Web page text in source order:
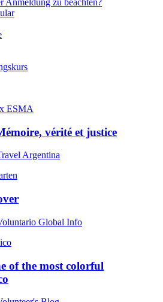
Anmeldung zu beachten?
vérité et justice
Argentina
Global Info
of the most colorful